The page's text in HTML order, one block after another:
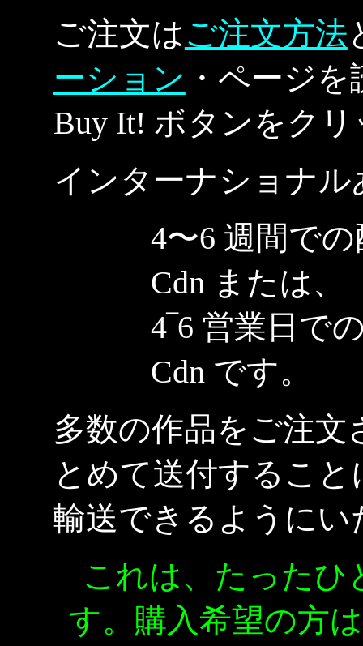
ご注文はご注文方法
ーション ・ページ
Buy It! ボタンをク
インターナショナ
4〜6 週間での
Cdn または、
4‾6 営業日で
Cdn です。
多数の作品をご注
とめて送付するこ
輸送できるようにい
これは、たったひ
す。購入希望の方